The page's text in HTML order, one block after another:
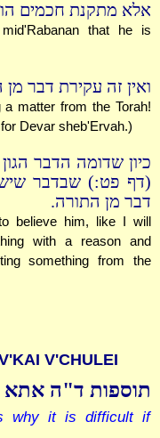
אלא מתקנת חכמים
that he is
ואין זה עקירת דבר
a matter from the Torah!
Devar sheb'Ervah.)
כיון שדומה הדבר
(דף פט:) שבדבר
דבר מן התורה.
believe him, like I will
with a reason and
something from the
V'CHULEI
תוספות ד"ה אתא
why it is difficult if